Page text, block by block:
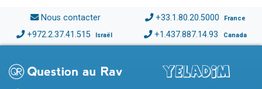
Nous contacter +33.1.80.20.5000 France
+972.2.37.41.515 Israël +1.437.887.14.93 Canada